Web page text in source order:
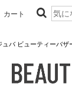
カート
ュバ ビューティーバザ